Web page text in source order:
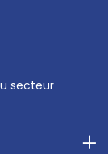
secteur